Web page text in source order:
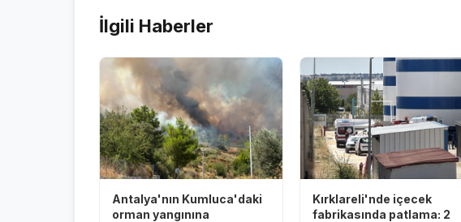
İlgili Haberler
Antalya'nın Kumluca'daki
orman yangınına
Kırklareli'nde içecek
fabrikasında patlama: 2